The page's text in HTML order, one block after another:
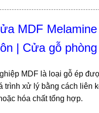
MDF Melamine
| Cửa gỗ
MDF là loại gỗ ép
trình xử lý bằng cách liên
hóa chất tổng hợp.